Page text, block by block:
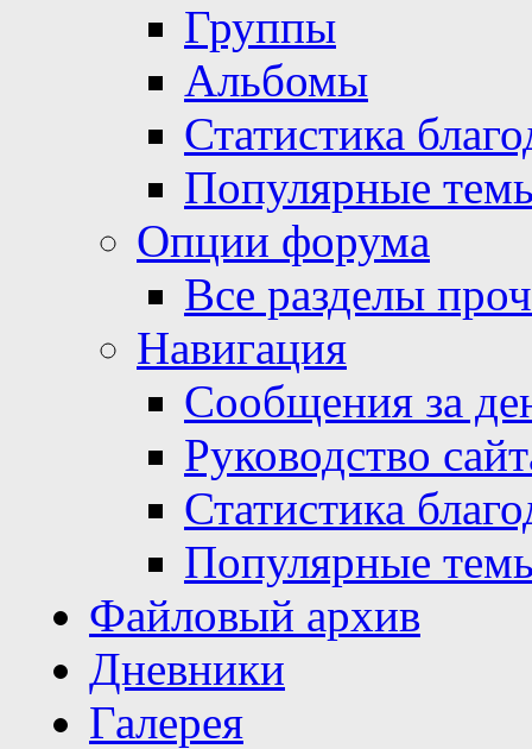
Группы
Альбомы
Статистика
Популярные
Опции форума
Все разделы
Навигация
Сообщения за
Руководство
Статистика
Популярные
Файловый архив
Дневники
Галерея